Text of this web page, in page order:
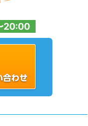
20:00